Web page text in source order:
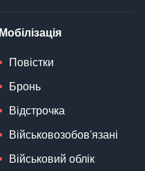
Мобілізація
Повістки
Бронь
Відстрочка
Військовозобов'язані
Військовий облік